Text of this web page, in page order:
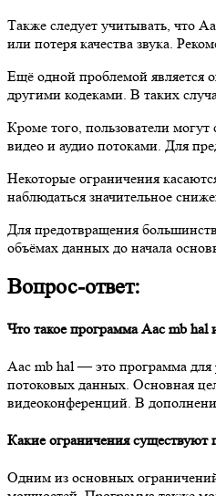
Также следует учитывать, что
или потеря качества звука.
Ещё одной проблемой является
другими кодеками. В таких
Кроме того, пользователи
видео и аудио потоками. Для
Некоторые ограничения
наблюдаться значительное
Для предотвращения
объёмах данных до начала
Вопрос-ответ:
Что такое программа Aac mb
Aac mb hal — это программа для
потоковых данных. Основная
видеоконференций. В
Какие ограничения существуют
Одним из основных ограничений